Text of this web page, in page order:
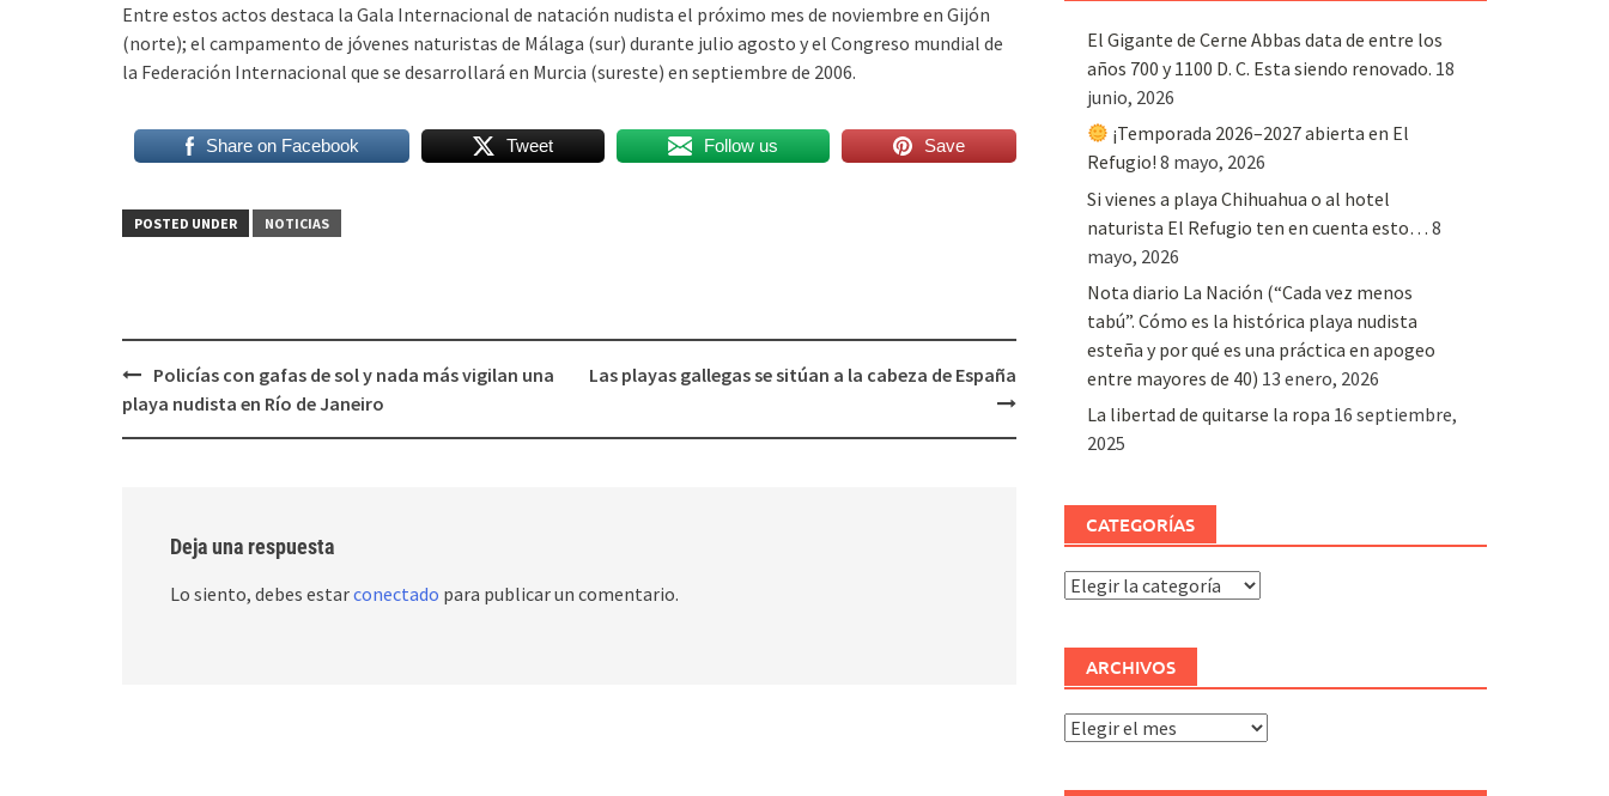
Entre estos actos destaca la Gala Internacional de natación nudista el próximo mes de noviembre en Gijón
(norte); el campamento de jóvenes naturistas de Málaga (sur) durante julio agosto y el Congreso mundial de
la Federación Internacional que se desarrollará en Murcia (sureste) en septiembre de 2006.
Share on Facebook Tweet Follow us Save
POSTED UNDER NOTICIAS
Post
navigation
Policías con gafas de sol y nada más vigilan una
playa nudista en Río de Janeiro
Las playas gallegas se sitúan a la cabeza de España
Deja una respuesta
Lo siento, debes estarconectado para publicar un comentario.
El Gigante de Cerne Abbas data de entre los
años 700 y 1100 D. C. Esta siendo renovado. 18
junio, 2026
¡Temporada 2026–2027 abierta en El
Refugio! 8 mayo, 2026
Si vienes a playa Chihuahua o al hotel
naturista El Refugio ten en cuenta esto… 8
mayo, 2026
Nota diario La Nación (“Cada vez menos
tabú”. Cómo es la histórica playa nudista
esteña y por qué es una práctica en apogeo
entre mayores de 40) 13 enero, 2026
La libertad de quitarse la ropa 16 septiembre,
2025
CATEGORÍAS
Categorías
ARCHIVOS
Archivos